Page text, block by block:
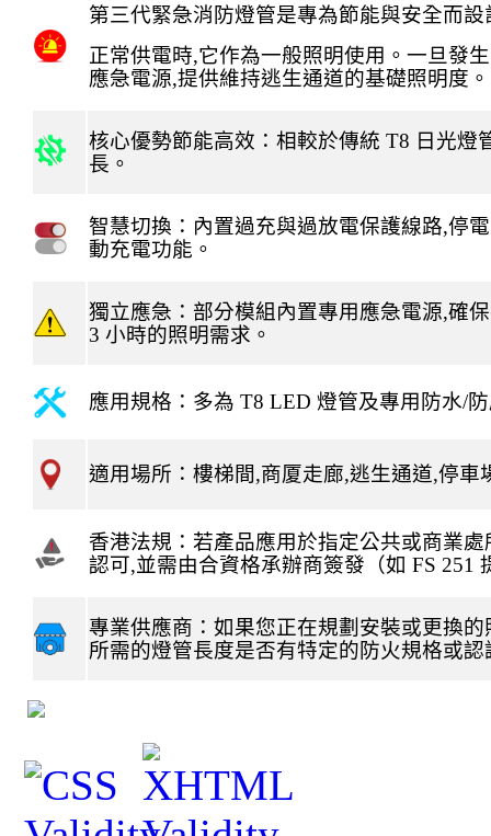
第三代緊急消防燈管是專為節能與安全而設
正常供電時,它作為一般照明使用。一旦發
應急電源,提供維持逃生通道的基礎照明度。
核心優勢節能高效：相較於傳統 T8 日光燈
長。
智慧切換：內置過充與過放電保護線路,停
動充電功能。
獨立應急：部分模組內置專用應急電源,確
3小時的照明需求。
應用規格：多為 T8LED燈管及專用防水/
適用場所：樓梯間,商厦走廊,逃生通道,停車
香港法規：若產品應用於指定公共或商業處
認可,並需由合資格承辦商簽發（如FS 251
專業供應商：如果您正在規劃安裝或更換
所需的燈管長度是否有特定的防火規格或